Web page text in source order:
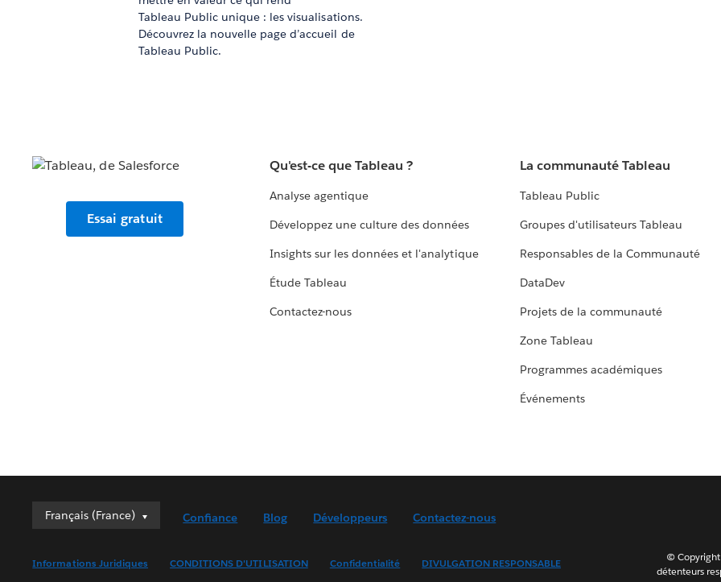
Tableau Public unique : les visualisations.
Découvrez la nouvelle page d’accueil de
Tableau Public.
Essai gratuit
Qu'est-ce que Tableau ?
Analyse agentique
Développez une culture des données
Insights sur les données et l'analytique
Étude Tableau
Contactez-nous
La communauté Tableau
Tableau Public
Groupes d'utilisateurs Tableau
Responsables de la Communauté
DataDev
Projets de la communauté
Zone Tableau
Programmes académiques
Événements
Français (France)
Français (France)
English (UK)
Confiance Blog Développeurs Contactez-nous
Informations Juridiques CONDITIONS D'UTILISATION Confidentialité DIVULGATION RESPONSABLE
© Copyright
détenteurs